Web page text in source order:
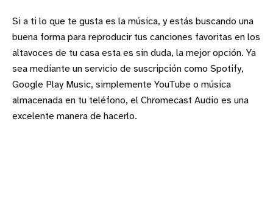
Si a ti lo que te gusta es la música, y estás buscando una
buena forma para reproducir tus canciones favoritas en los
altavoces de tu casa esta es sin duda, la mejor opción. Ya
sea mediante un servicio de suscripción como Spotify,
Google Play Music, simplemente YouTube o música
almacenada en tu teléfono, el Chromecast Audio es una
excelente manera de hacerlo.